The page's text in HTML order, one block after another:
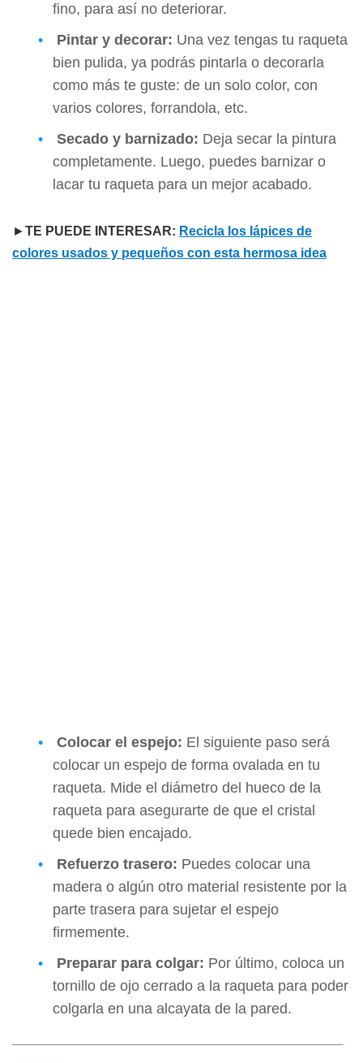
fino, para así no deteriorar.
Pintar y decorar: Una vez tengas tu raqueta
bien pulida, ya podrás pintarla o decorarla
como más te guste: de un solo color, con
varios colores, forrandola, etc.
Secado y barnizado: Deja secar la pintura
completamente. Luego, puedes barnizar o
lacar tu raqueta para un mejor acabado.
►TE PUEDE INTERESAR: Recicla los lápices de
colores usados y pequeños con esta hermosa idea
Colocar el espejo: El siguiente paso será
colocar un espejo de forma ovalada en tu
raqueta. Mide el diámetro del hueco de la
raqueta para asegurarte de que el cristal
quede bien encajado.
Refuerzo trasero: Puedes colocar una
madera o algún otro material resistente por la
parte trasera para sujetar el espejo
firmemente.
Preparar para colgar: Por último, coloca un
tornillo de ojo cerrado a la raqueta para poder
colgarla en una alcayata de la pared.